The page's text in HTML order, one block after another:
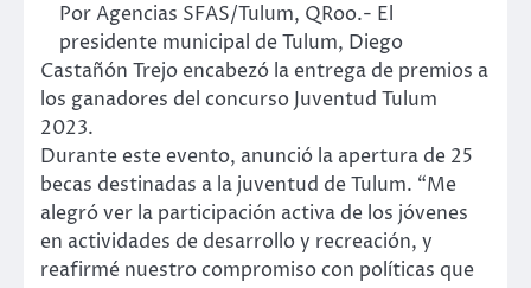
Por Agencias SFAS/Tulum, QRoo.- El
presidente municipal de Tulum, Diego
Castañón Trejo encabezó la entrega de premios a
los ganadores del concurso Juventud Tulum
2023.
Durante este evento, anunció la apertura de 25
becas destinadas a la juventud de Tulum. “Me
alegró ver la participación activa de los jóvenes
en actividades de desarrollo y recreación, y
reafirmé nuestro compromiso con políticas que